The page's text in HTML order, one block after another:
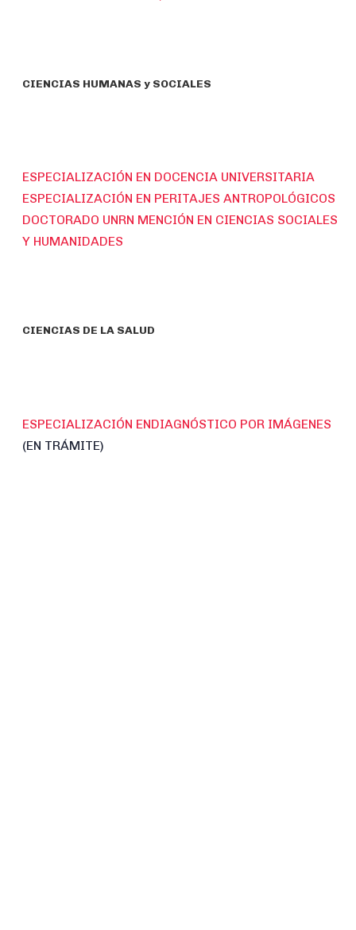
CIENCIAS HUMANAS y SOCIALES
ESPECIALIZACIÓN EN DOCENCIA UNIVERSITARIA
ESPECIALIZACIÓN EN PERITAJES ANTROPOLÓGICOS
DOCTORADO UNRN MENCIÓN EN CIENCIAS SOCIALES
Y HUMANIDADES
CIENCIAS DE LA SALUD
ESPECIALIZACIÓN ENDIAGNÓSTICO POR IMÁGENES
(EN TRÁMITE)